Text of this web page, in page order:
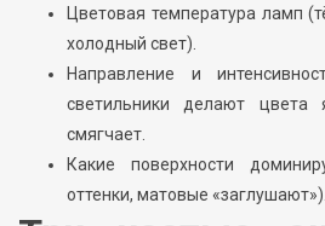
Цветовая температура ламп
холодный свет).
Направление и
светильники делают цвета
смягчает.
Какие поверхности
оттенки, матовые «заглушают»).